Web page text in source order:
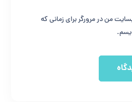
من در مرورگر برای زمانی که